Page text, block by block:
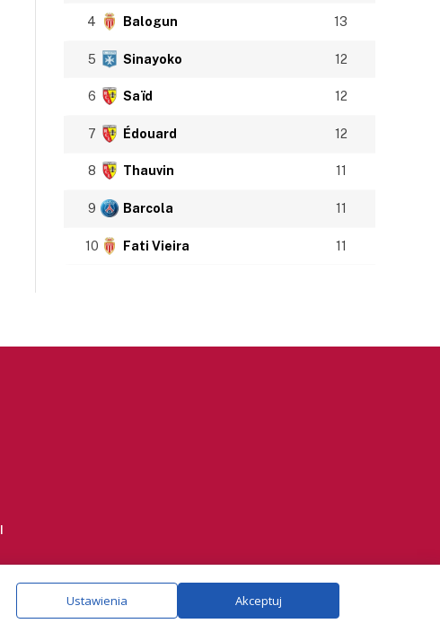
4 Balogun 13
5 Sinayoko 12
6 Saïd 12
7 Édouard 12
8 Thauvin 11
9 Barcola 11
10 Fati Vieira 11
Ustawienia Akceptuj